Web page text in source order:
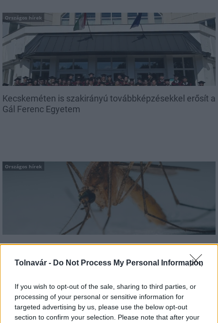
Tolnavár - Do Not Process My Personal Information
If you wish to opt-out of the sale, sharing to third parties, or
processing of your personal or sensitive information for
targeted advertising by us, please use the below opt-out
section to confirm your selection. Please note that after your
Országos hírek
Kecskeméten is szakirányú továbbképzésekkel erősít a
Gál Ferenc Egyetem
Országos hírek
A lakosságra is fontos szerep hárul a szúnyoginvázió
elkerülésében
Országos hírek